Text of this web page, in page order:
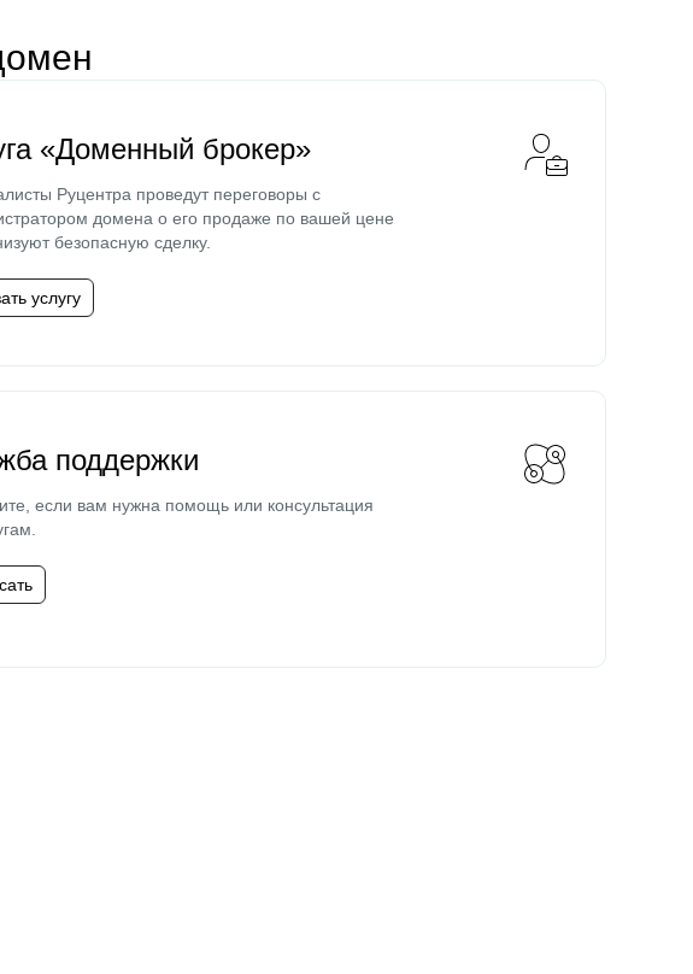
«Доменный брокер»
Руцентра проведут переговоры с
домена о его продаже по вашей цене
безопасную сделку.
услугу
поддержки
если вам нужна помощь или консультация